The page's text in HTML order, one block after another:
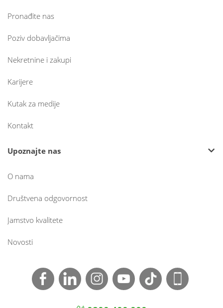
Pronađite nas
Poziv dobavljačima
Nekretnine i zakupi
Karijere
Kutak za medije
Kontakt
Upoznajte nas
O nama
Društvena odgovornost
Jamstvo kvalitete
Novosti